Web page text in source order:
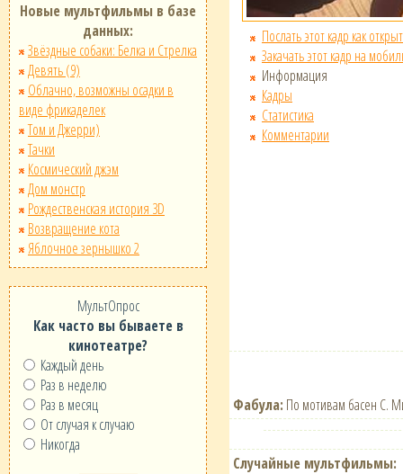
Новые мультфильмы в базе
данных:
Звёздные собаки: Белка и Стрелка
Девять (9)
Облачно, возможны осадки в
виде фрикаделек
Том и Джерри)
Тачки
Космический джэм
Дом монстр
Рождественская история 3D
Возвращение кота
Яблочное зернышко 2
МультОпрос
Как часто вы бываете в
кинотеатре?
Каждый день
Раз в неделю
Раз в месяц
От случая к случаю
Никогда
Послать этот кадр как
Закачать этот кадр на
Информация
Кадры
Статистика
Комментарии
Фабула: По мотивам басен С.
Случайные мультфильмы: